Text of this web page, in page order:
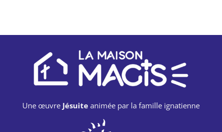
Une œuvre Jésuite animée par la famille ignatienne